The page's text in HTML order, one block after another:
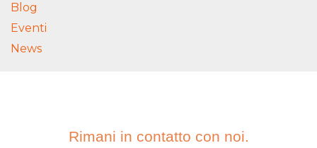
Blog
Eventi
News
Rimani in contatto con noi.